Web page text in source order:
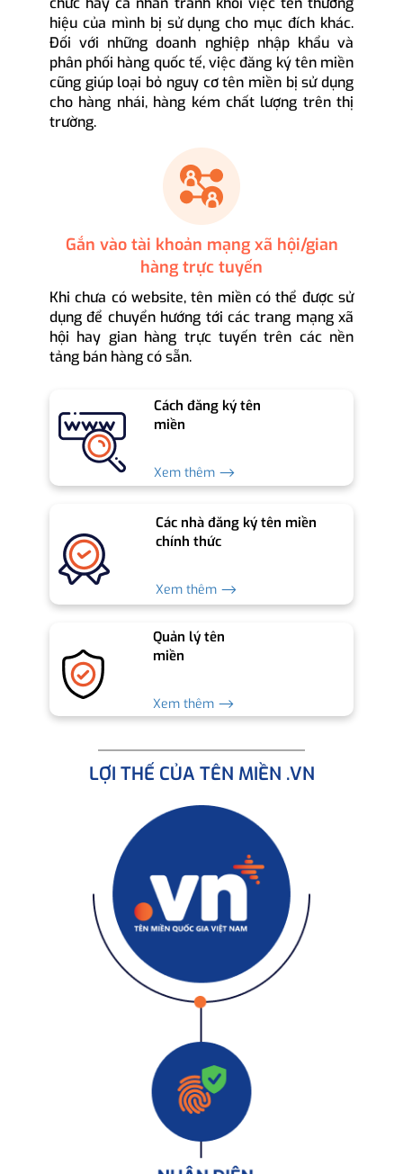
hiệu của mình bị sử dụng cho mục đích khác.
Đối với những doanh nghiệp nhập khẩu và
phân phối hàng quốc tế, việc đăng ký tên miền
cũng giúp loại bỏ nguy cơ tên miền bị sử dụng
cho hàng nhái, hàng kém chất lượng trên thị
trường.
Gắn vào tài khoản mạng xã hội/gian
hàng trực tuyến
Khi chưa có website, tên miền có thể được sử
dụng để chuyển hướng tới các trang mạng xã
hội hay gian hàng trực tuyến trên các nền
tảng bán hàng có sẵn.
Cách đăng ký tên
miền
Xem thêm ⟶
Các nhà đăng ký tên miền
chính thức
Xem thêm ⟶
Quản lý tên
miền
Xem thêm ⟶
LỢI THẾ CỦA TÊN MIỀN .VN